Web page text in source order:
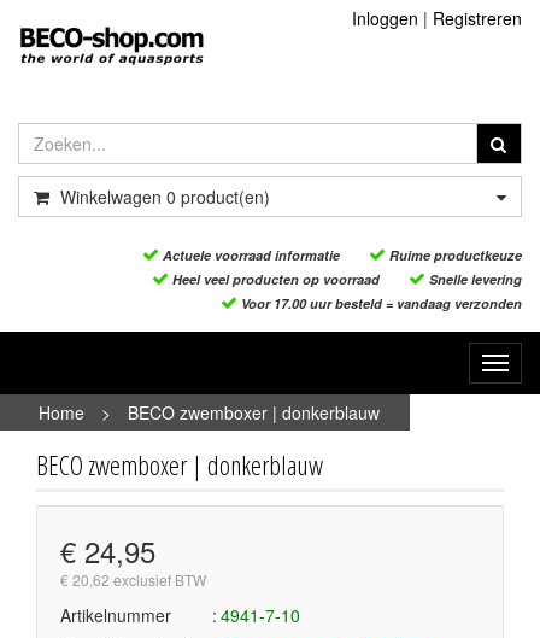
Inloggen | Registreren
Winkelwagen 0 product(en)
Actuele voorraad informatie
Ruime productkeuze
Heel veel producten op voorraad
Snelle levering
Voor 17.00 uur besteld = vandaag verzonden
Home
> BECO zwemboxer | donkerblauw
BECO zwemboxer | donkerblauw
€ 24,95
€ 20,62 exclusief BTW
Artikelnummer
4941-7-10